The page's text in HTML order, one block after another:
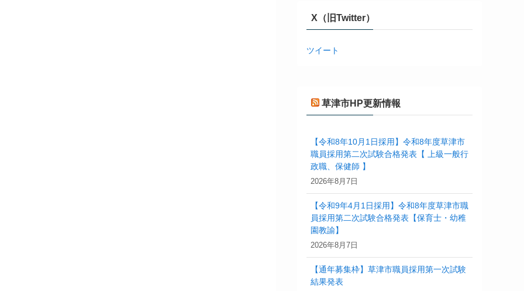
X（旧Twitter）
ツイート
草津市HP更新情報
【令和8年10月1日採用】令和8年度草津市
職員採用第二次試験合格発表【 上級一般行
政職、保健師 】
2026年8月7日
【令和9年4月1日採用】令和8年度草津市職
員採用第二次試験合格発表【保育士・幼稚
園教諭】
2026年8月7日
【通年募集枠】草津市職員採用第一次試験
結果発表